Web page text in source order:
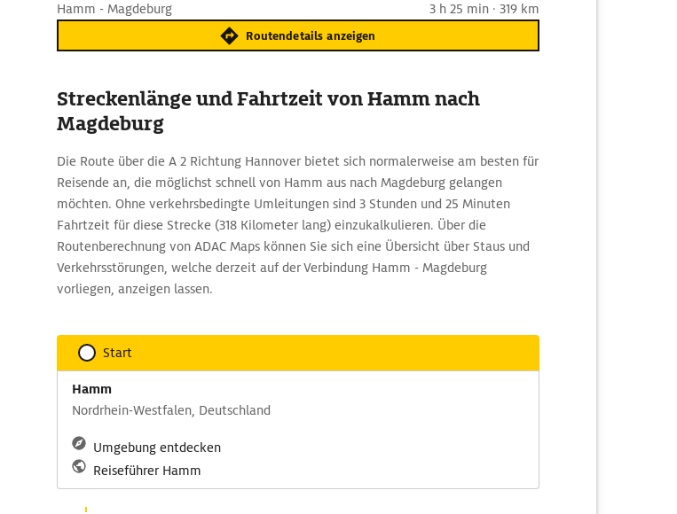
Hamm - Magdeburg 3 h 25 min · 319 km
Routendetails anzeigen
Streckenlänge und Fahrtzeit von Hamm nach
Magdeburg
Die Route über die A 2 Richtung Hannover bietet sich normalerweise am besten für
Reisende an, die möglichst schnell von Hamm aus nach Magdeburg gelangen
möchten. Ohne verkehrsbedingte Umleitungen sind 3 Stunden und 25 Minuten
Fahrtzeit für diese Strecke (318 Kilometer lang) einzukalkulieren. Über die
Routenberechnung von ADAC Maps können Sie sich eine Übersicht über Staus und
Verkehrsstörungen, welche derzeit auf der Verbindung Hamm - Magdeburg
vorliegen, anzeigen lassen.
Start
Hamm
Nordrhein-Westfalen, Deutschland
Umgebung entdecken
Reiseführer Hamm